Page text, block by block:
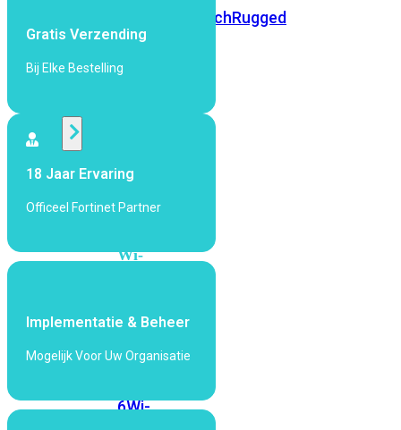
FortiSwitchRugged
424F-
Access
Points
Wi-
Wi-
Fi
Wi-
6Wi-
Gratis Verzending
Bij Elke Bestelling
18 Jaar Ervaring
Officeel Fortinet Partner
Implementatie & Beheer
Mogelijk Voor Uw Organisatie